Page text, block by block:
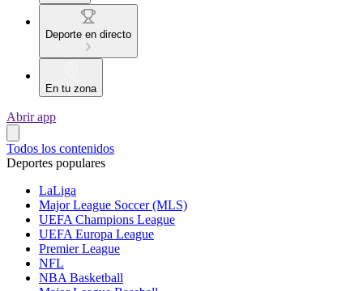
Deporte en directo
En tu zona
Abrir app
Todos los contenidos
Deportes populares
LaLiga
Major League Soccer (MLS)
UEFA Champions League
UEFA Europa League
Premier League
NFL
NBA Basketball